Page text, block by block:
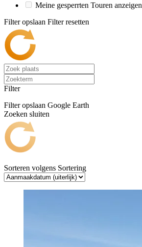
Meine gesperrten Touren anzeigen
Filter opslaan Filter resetten
Filter
Filter opslaan Google Earth
Zoeken sluiten
Sorteren volgens Sortering